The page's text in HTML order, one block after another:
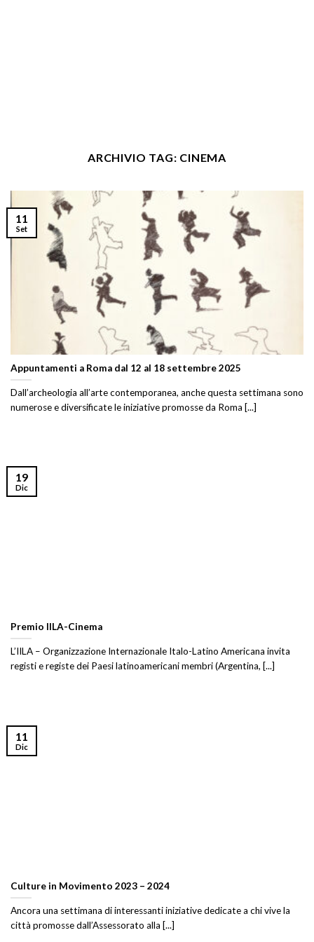
ARCHIVIO TAG: CINEMA
Appuntamenti a Roma dal 12 al 18 settembre 2025
Dall’archeologia all’arte contemporanea, anche questa settimana sono
numerose e diversificate le iniziative promosse da Roma [...]
11
Set
Premio IILA-Cinema
L’IILA – Organizzazione Internazionale Italo-Latino Americana invita
registi e registe dei Paesi latinoamericani membri (Argentina, [...]
19
Dic
Culture in Movimento 2023 – 2024
Ancora una settimana di interessanti iniziative dedicate a chi vive la
città promosse dall’Assessorato alla [...]
11
Dic